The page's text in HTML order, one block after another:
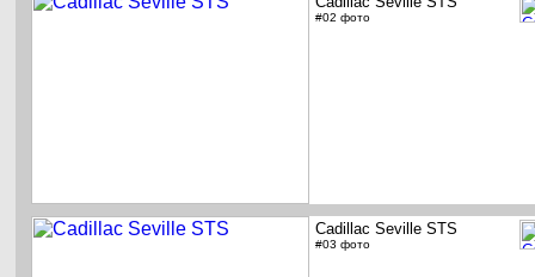
#02 фото
Cadillac Seville STS
#03 фото